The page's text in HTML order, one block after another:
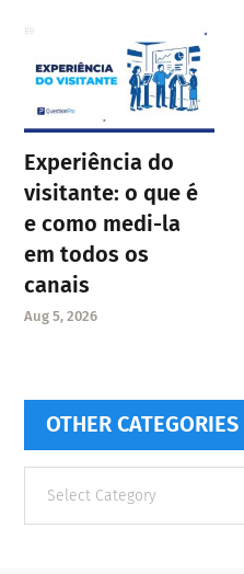
Experiência do
visitante: o que é
e como medi-la
em todos os
canais
Aug 5, 2026
OTHER CATEGORIES
categories